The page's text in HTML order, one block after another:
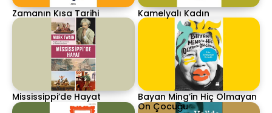
Zamanın Kısa Tarihi Kamelyalı Kadın
Mississippi’de Hayat
Bayan Ming’in Hiç Olmayan
On Çocuğu